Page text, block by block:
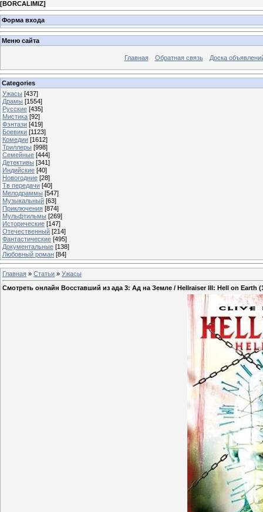
[BORCALIMIZ]
Форма входа
Меню сайта
Главная Обратная связь Доска
Categories
Ужасы [437]
Драмы [1554]
Русские [435]
Мистика [92]
Фэнтази [419]
Боевики [1123]
Комедии [1612]
Триллеры [998]
Семейные [444]
Детективы [341]
Индийские [40]
Новогодние [28]
Тв передачи [40]
Мелодраммы [547]
Музыкальный [63]
Приключения [874]
Мульфтильмы [269]
Исторические [147]
Отечественный [214]
Фантастические [495]
Документальные [138]
Любовный роман [84]
Главная » Статьи » Ужасы
Смотреть онлайн Восставший из ада 3: Ад на Земле / Hellraiser III: Hell on Earth